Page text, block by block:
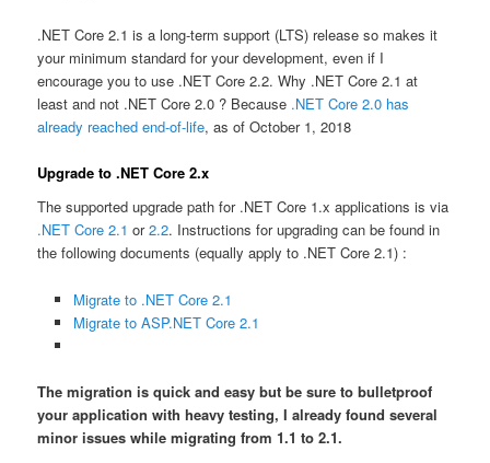
.NET Core 2.1 is a long-term support (LTS) release so makes it
your minimum standard for your development, even if I
encourage you to use .NET Core 2.2. Why .NET Core 2.1 at
least and not .NET Core 2.0 ? Because .NET Core 2.0 has
already reached end-of-life, as of October 1, 2018
Upgrade to .NET Core 2.x
The supported upgrade path for .NET Core 1.x applications is via
.NET Core 2.1 or2.2. Instructions for upgrading can be found in
the following documents (equally apply to .NET Core 2.1) :
Migrate to .NET Core 2.1
Migrate to ASP.NET Core 2.1
The migration is quick and easy but be sure to bulletproof
your application with heavy testing, I already found several
minor issues while migrating from 1.1 to 2.1.